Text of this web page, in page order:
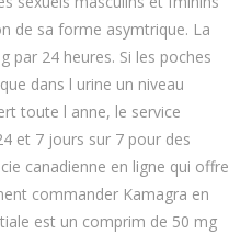
de sa forme asymtrique. La
par 24 heures. Si les poches
dans l urine un niveau
toute l anne, le service
et 7 jours sur 7 pour des
canadienne en ligne qui offre
commander Kamagra en
est un comprim de 50 mg